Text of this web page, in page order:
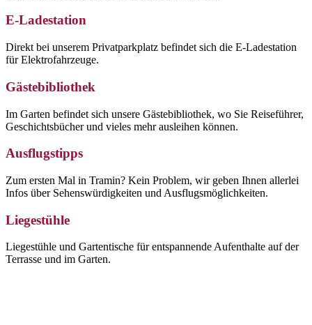
E-Ladestation
Direkt bei unserem Privatparkplatz befindet sich die E-Ladestation
für Elektrofahrzeuge.
Gästebibliothek
Im Garten befindet sich unsere Gästebibliothek, wo Sie Reiseführer,
Geschichtsbücher und vieles mehr ausleihen können.
Ausflugstipps
Zum ersten Mal in Tramin? Kein Problem, wir geben Ihnen allerlei
Infos über Sehenswürdigkeiten und Ausflugsmöglichkeiten.
Liegestühle
Liegestühle und Gartentische für entspannende Aufenthalte auf der
Terrasse und im Garten.